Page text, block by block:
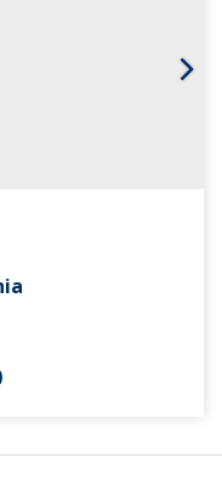
Betânia